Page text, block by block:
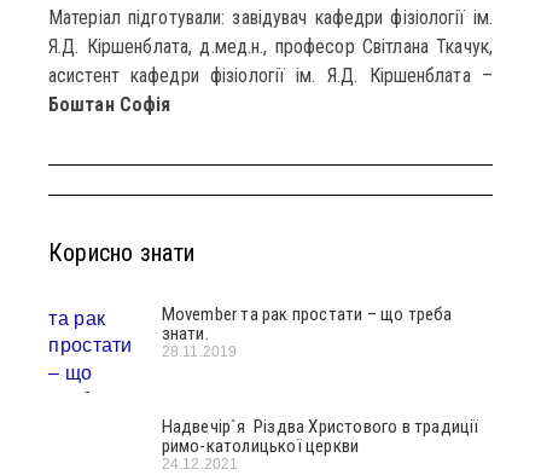
Матеріал підготували: завідувач кафедри фізіології ім.
Я.Д. Кіршенблата, д.мед.н., професор Світлана Ткачук,
асистент кафедри фізіології ім. Я.Д. Кіршенблата –
Боштан Софія
Корисно знати
Movember та рак простати – що треба
знати.
28.11.2019
Надвечір`я Різдва Христового в традиції
римо-католицької церкви
24.12.2021